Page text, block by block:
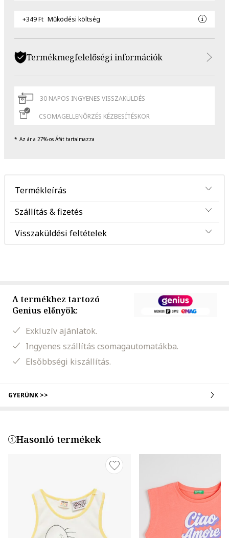
+349 Ft Működési költség
Termékmegfelelőségi információk
30 NAPOS INGYENES VISSZAKÜLDÉS
CSOMAGELLENŐRZÉS KÉZBESÍTÉSKOR
Az ár a 27%-os Áfát tartalmazza
Termékleírás
Szállítás & fizetés
Visszaküldési feltételek
A termékhez tartozó
Genius előnyök:
Exkluzív ajánlatok.
Ingyenes szállítás csomagautomatákba.
Elsőbbségi kiszállítás.
GYERÜNK >>
Hasonló termékek